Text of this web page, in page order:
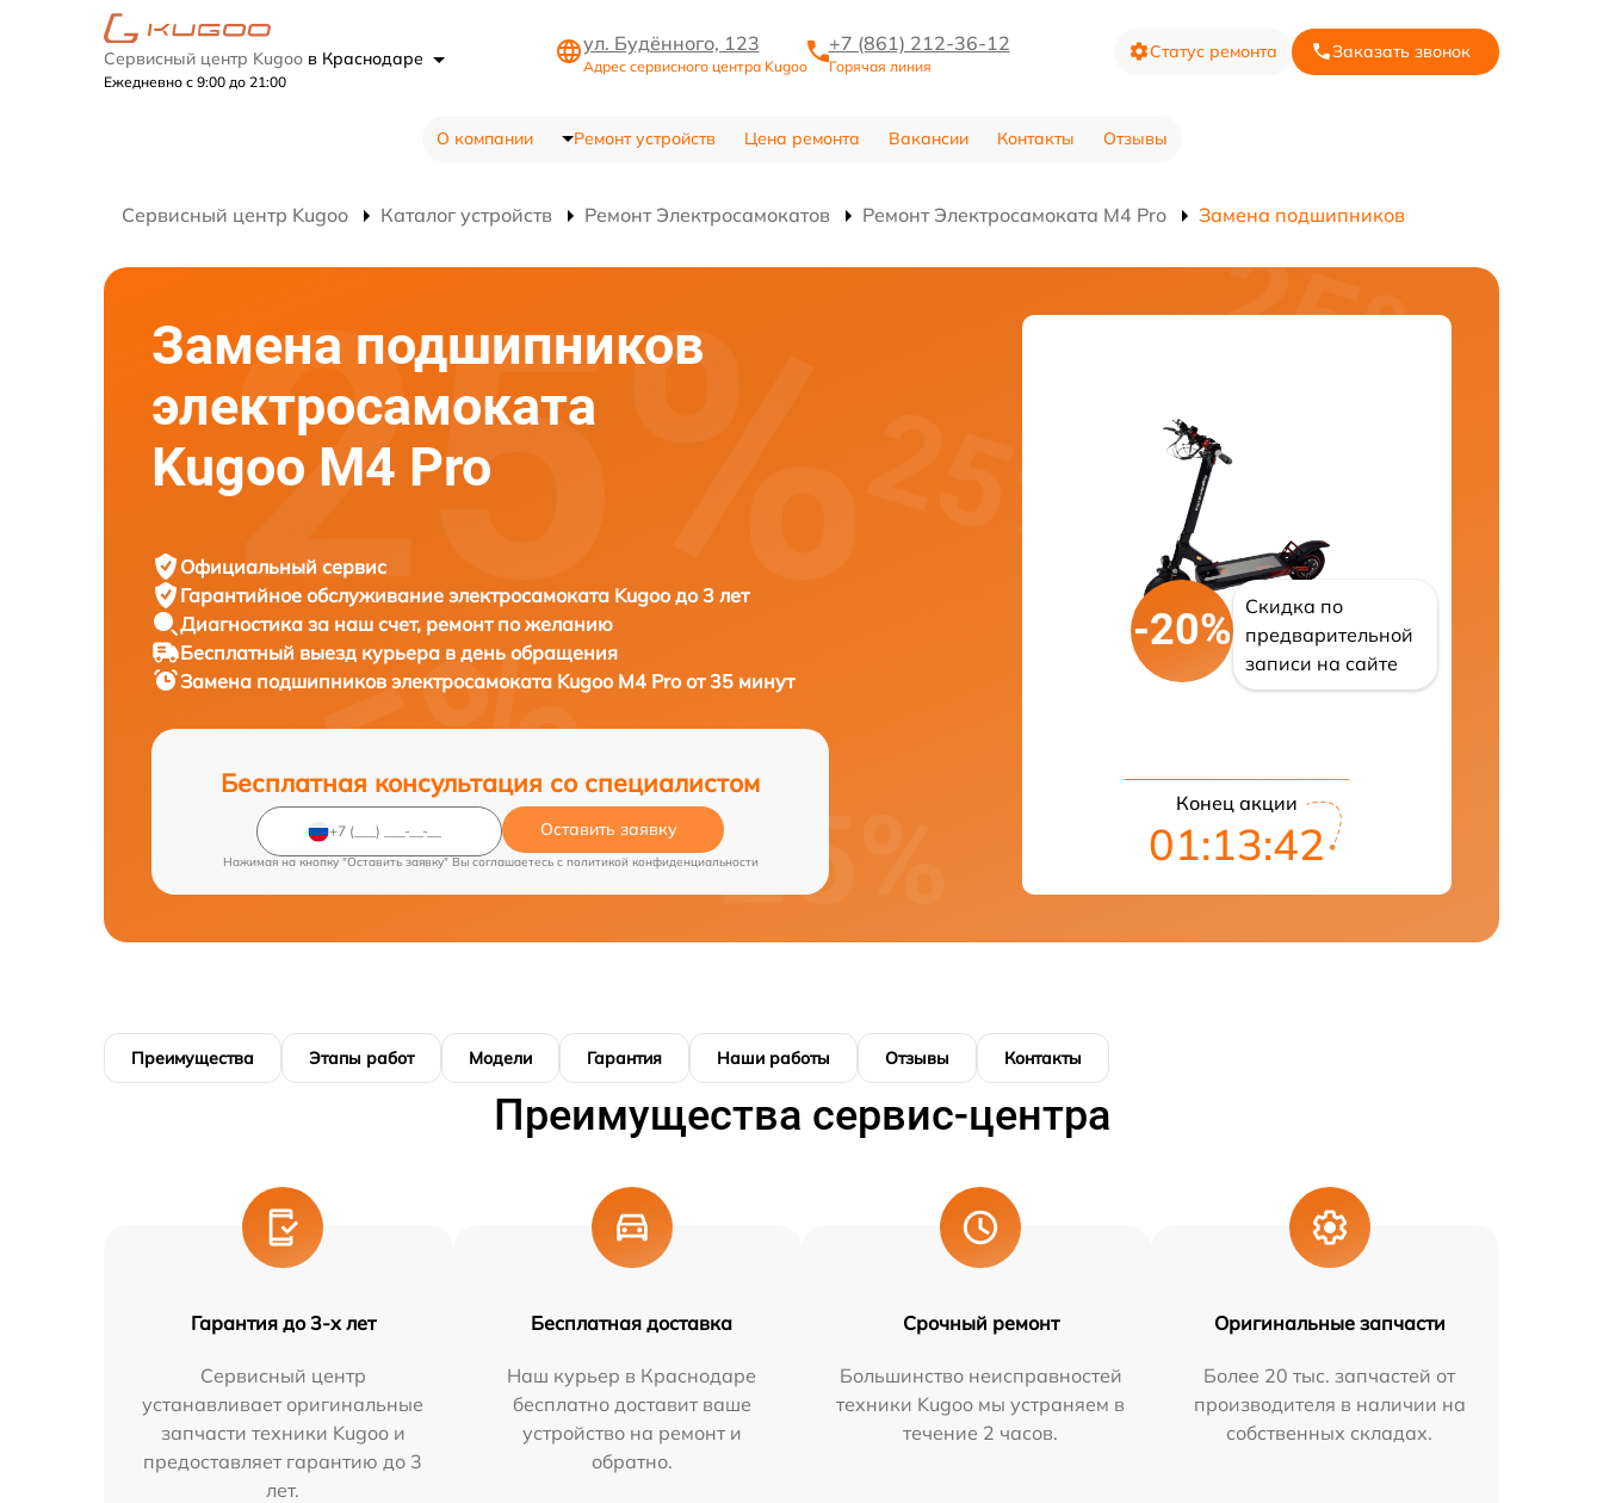
Сервисный центр Kugoo в Краснодаре
Ежедневно с 9:00 до 21:00
ул. Будённого, 123
Адрес сервисного центра Kugoo
+7 (861) 212-36-12
Горячая линия
Статус ремонта Заказать звонок
О компании Ремонт устройств Цена ремонта Вакансии Контакты Отзывы
Сервисный центр Kugoo Каталог устройств Ремонт Электросамокатов Ремонт Электросамоката M4 Pro Замена подшипников
Замена подшипников
электросамоката
Kugoo M4 Pro
Официальный сервис
Гарантийное обслуживание электросамоката Kugoo до 3 лет
Диагностика за наш счет, ремонт по желанию
Бесплатный выезд курьера в день обращения
Замена подшипников электросамоката Kugoo M4 Pro от 35 минут
Бесплатная консультация со специалистом
Оставить заявку
Нажимая на кнопку "Оставить заявку" Вы соглашаетесь c политикой конфиденциальности
-20%
Скидка по
предварительной
записи на сайте
Конец акции
01:13:41
Преимущества Этапы работ Модели Гарантия Наши работы Отзывы Контакты
Преимущества сервис-центра
Гарантия до 3-х лет
Сервисный центр
устанавливает оригинальные
запчасти техники Kugoo и
предоставляет гарантию до 3
лет.
Бесплатная доставка
Наш курьер в Краснодаре
бесплатно доставит ваше
устройство на ремонт и
обратно.
Срочный ремонт
Большинство неисправностей
техники Kugoo мы устраняем в
течение 2 часов.
Оригинальные запчасти
Более 20 тыс. запчастей от
производителя в наличии на
собственных складах.